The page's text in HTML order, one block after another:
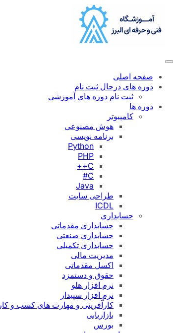
محتوا
صفحه اصلی
دوره های درحال ثبت نام
ثبت نام دوره های آموزشی
دوره ها
کامپیوتر
هوش مصنوعی
برنامه نویسی
Python
PHP
C++
C#
Java
طراحی سایت
ICDL
حسابداری
حسابداری مقدماتی
حسابداری صنعتی
حسابداری تکمیلی
مدیریت مالی
اکسل مقدماتی
حقوق و دستمزد
نرم افزار هلو
نرم افزار سپیدار
کارآفرینی و مهارت های کسب و کار
بازاریابی
بورس